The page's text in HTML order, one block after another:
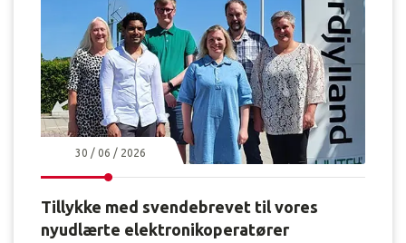
30 / 06 / 2026
Tillykke med svendebrevet til vores
nyudlærte elektronikoperatører